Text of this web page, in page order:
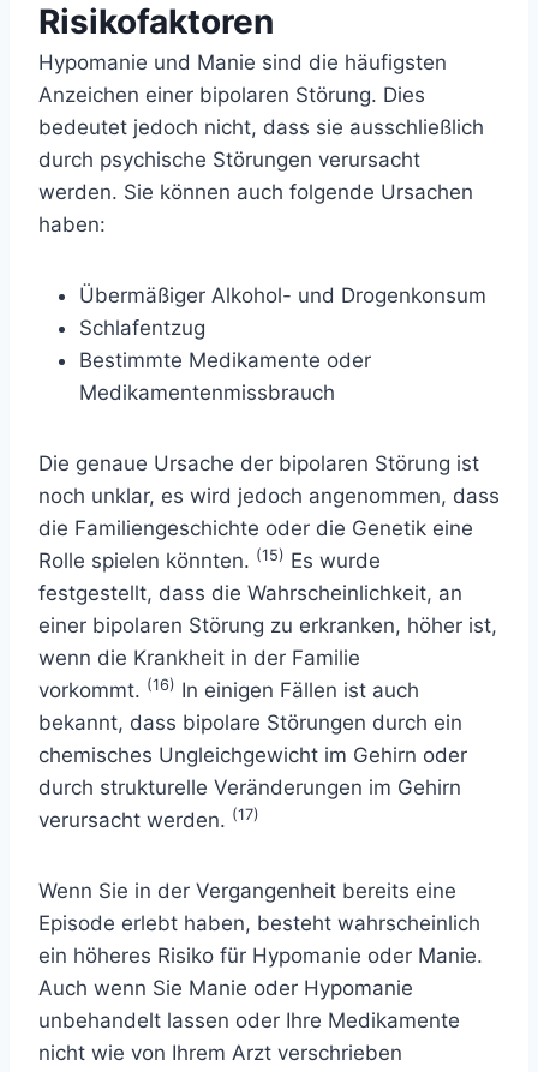
Risikofaktoren
Hypomanie und Manie sind die häufigsten
Anzeichen einer bipolaren Störung. Dies
bedeutet jedoch nicht, dass sie ausschließlich
durch psychische Störungen verursacht
werden. Sie können auch folgende Ursachen
haben:
Übermäßiger Alkohol- und Drogenkonsum
Schlafentzug
Bestimmte Medikamente oder
Medikamentenmissbrauch
Die genaue Ursache der bipolaren Störung ist
noch unklar, es wird jedoch angenommen, dass
die Familiengeschichte oder die Genetik eine
Rolle spielen könnten. (15) Es wurde
festgestellt, dass die Wahrscheinlichkeit, an
einer bipolaren Störung zu erkranken, höher ist,
wenn die Krankheit in der Familie
vorkommt. (16) In einigen Fällen ist auch
bekannt, dass bipolare Störungen durch ein
chemisches Ungleichgewicht im Gehirn oder
durch strukturelle Veränderungen im Gehirn
verursacht werden. (17)
Wenn Sie in der Vergangenheit bereits eine
Episode erlebt haben, besteht wahrscheinlich
ein höheres Risiko für Hypomanie oder Manie.
Auch wenn Sie Manie oder Hypomanie
unbehandelt lassen oder Ihre Medikamente
nicht wie von Ihrem Arzt verschrieben